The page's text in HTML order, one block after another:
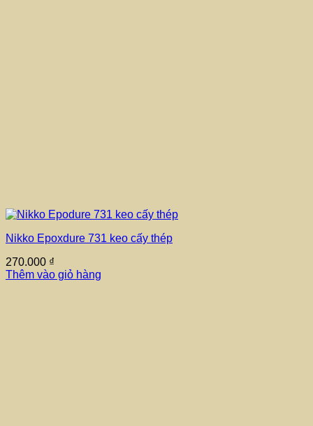
Nikko Epoxdure 731 keo cấy thép
270.000 ₫
Thêm vào giỏ hàng